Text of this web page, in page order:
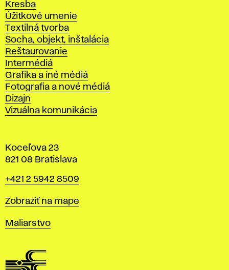
Kresba
Úžitkové umenie
Textilná tvorba
Socha, objekt, inštalácia
Reštaurovanie
Intermédiá
Grafika a iné médiá
Fotografia a nové médiá
Dizajn
Vizuálna komunikácia
Koceľova 23
821 08 Bratislava
Telefón
+421 2 5942 8509
Mapa
Zobraziť na mape
Katedry
Maliarstvo